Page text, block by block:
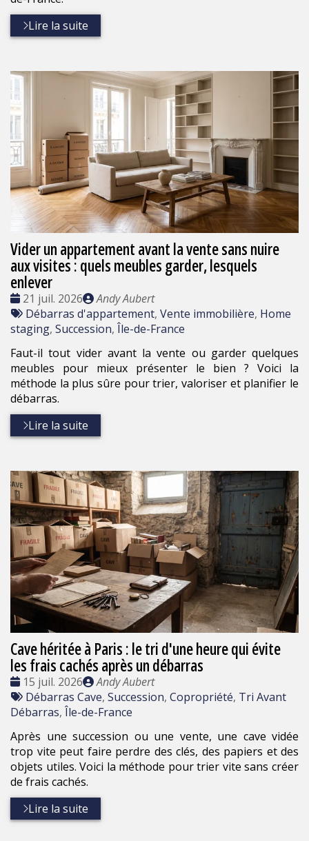
Lire la suite
Vider un appartement avant la vente sans nuire
aux visites : quels meubles garder, lesquels
enlever
Date
:
21 juil. 2026
Publié
par
Andy Aubert
Tags
:
Débarras d'appartement, Vente immobilière, Home
staging, Succession, Île-de-France
Faut-il tout vider avant la vente ou garder quelques
meubles pour mieux présenter le bien ? Voici la
méthode la plus sûre pour trier, valoriser et planifier le
débarras.
Lire la suite
Cave héritée à Paris : le tri d'une heure qui évite
les frais cachés après un débarras
Date
:
15 juil. 2026
Publié
par
Andy Aubert
Tags
:
Débarras Cave, Succession, Copropriété, Tri Avant
Débarras, Île-de-France
Après une succession ou une vente, une cave vidée
trop vite peut faire perdre des clés, des papiers et des
objets utiles. Voici la méthode pour trier vite sans créer
de frais cachés.
Lire la suite